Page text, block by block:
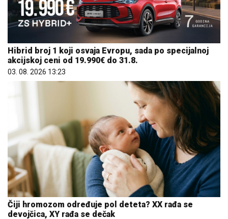
Hibrid broj 1 koji osvaja Evropu, sada po specijalnoj
akcijskoj ceni od 19.990€ do 31.8.
03. 08. 2026 13:23
Čiji hromozom određuje pol deteta? XX rađa se
devojčica, XY rađa se dečak